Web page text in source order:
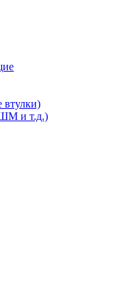
и т.д.)